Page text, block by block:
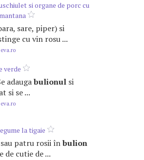
si organe de porc cu
sare, piper) si
cu vin rosu ...
verde
adaugabulionul si
si se ...
la tigaie
patru rosii înbulion
de cutie de ...